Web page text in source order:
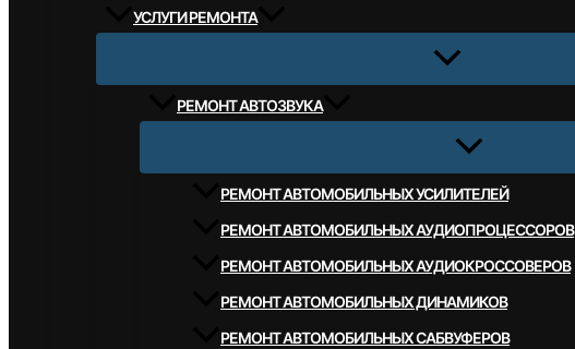
УСЛУГИ РЕМОНТА
РЕМОНТ АВТОЗВУКА
РЕМОНТ АВТОМОБИЛЬНЫХ УСИЛИТЕЛЕЙ
РЕМОНТ АВТОМОБИЛЬНЫХ АУДИОПРОЦЕССОРОВ
РЕМОНТ АВТОМОБИЛЬНЫХ АУДИОКРОССОВЕРОВ
РЕМОНТ АВТОМОБИЛЬНЫХ ДИНАМИКОВ
РЕМОНТ АВТОМОБИЛЬНЫХ САБВУФЕРОВ